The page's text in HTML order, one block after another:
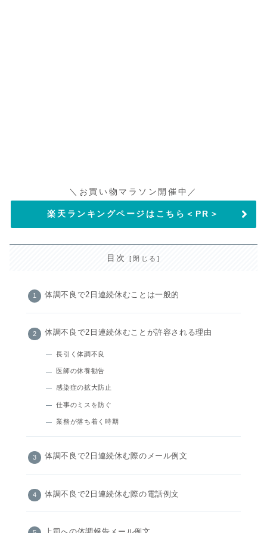
＼お買い物マラソン開催中／
楽天ランキングページはこちら＜PR＞
目次
体調不良で2日連続休むことは一般的
体調不良で2日連続休むことが許容される理由
長引く体調不良
医師の休養勧告
感染症の拡大防止
仕事のミスを防ぐ
業務が落ち着く時期
体調不良で2日連続休む際のメール例文
体調不良で2日連続休む際の電話例文